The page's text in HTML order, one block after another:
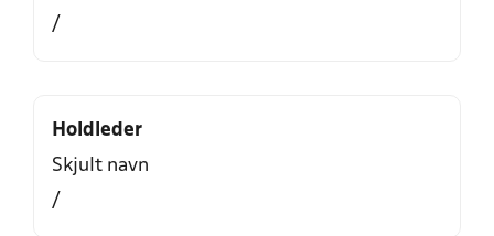
/
Holdleder
Skjult navn
/